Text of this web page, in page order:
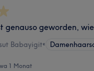
genauso geworden,
Babayigit•
1 Monat